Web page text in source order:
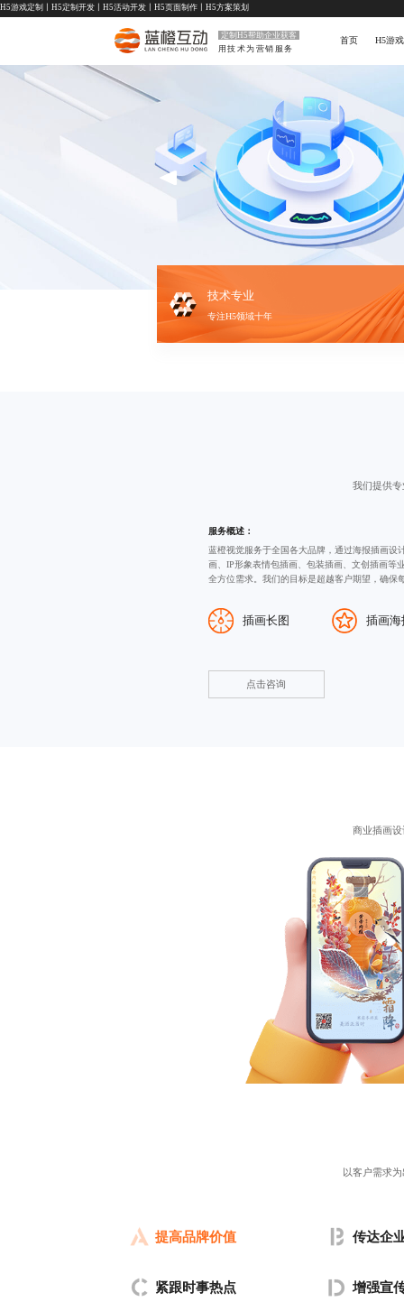
H5游戏定制 H5定制开发 H5活动开发 H5页面制作 H5方案策划
定制H5帮助企业获客
用技术为营销服务
首页 H5游戏
技术专业
专注H5领域十年
我们提供专
服务概述：
蓝橙视觉服务于全国各大品牌，通过海报插画设
画、IP形象表情包插画、包装插画、文创插画等
全方位需求。我们的目标是超越客户期望，确保
插画长图 插画海
点击咨询
商业插画
以客户需求
提高品牌价值 传达企
紧跟时事热点 增强宣